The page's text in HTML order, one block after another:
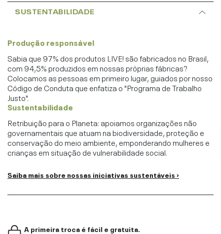
SUSTENTABILIDADE
Produção responsável
Sabia que 97% dos produtos LIVE! são fabricados no Brasil,
com 94,5% produzidos em nossas próprias fábricas?
Colocamos as pessoas em primeiro lugar, guiados por nosso
Código de Conduta que enfatiza o "Programa de Trabalho
Justo".
Sustentabilidade
Retribuição para o Planeta: apoiamos organizações não
governamentais que atuam na biodiversidade, proteção e
conservação do meio ambiente, emponderando mulheres e
crianças em situação de vulnerabilidade social.
Saiba mais sobre nossas iniciativas sustentáveis ›
A primeira troca é fácil e gratuita.